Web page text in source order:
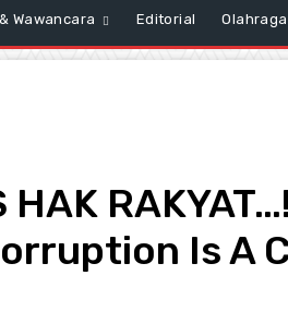
Wawancara Editorial Olahraga
HAK
Is A